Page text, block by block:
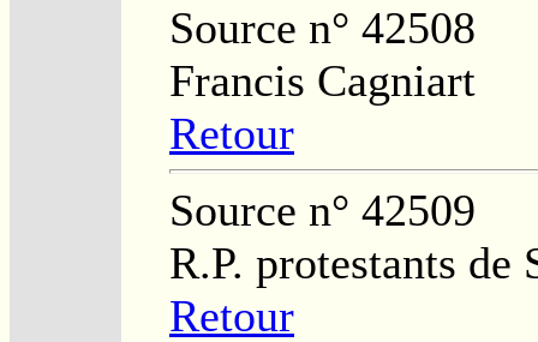
Source n° 42508
Francis Cagniart
Retour
Source n° 42509
R.P. protestants
Retour